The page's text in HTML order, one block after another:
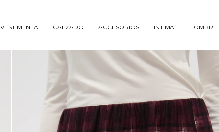
VESTIMENTA CALZADO ACCESORIOS INTIMA HOMBRE